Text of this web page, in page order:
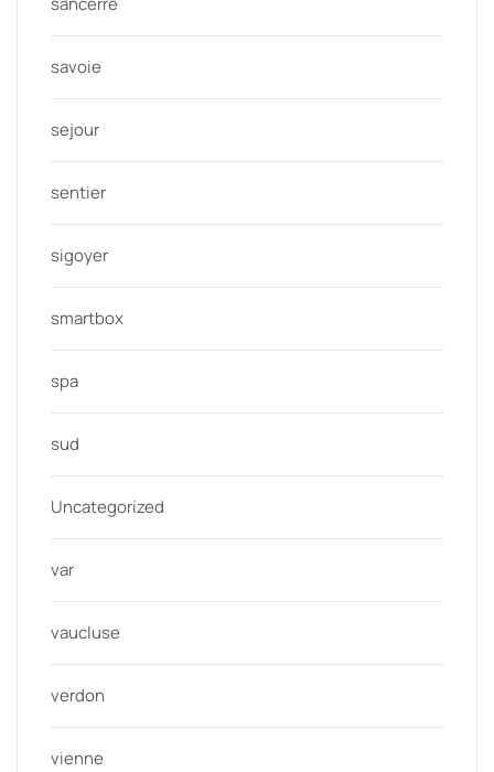
savoie
sejour
sentier
sigoyer
smartbox
spa
sud
Uncategorized
var
vaucluse
verdon
vienne